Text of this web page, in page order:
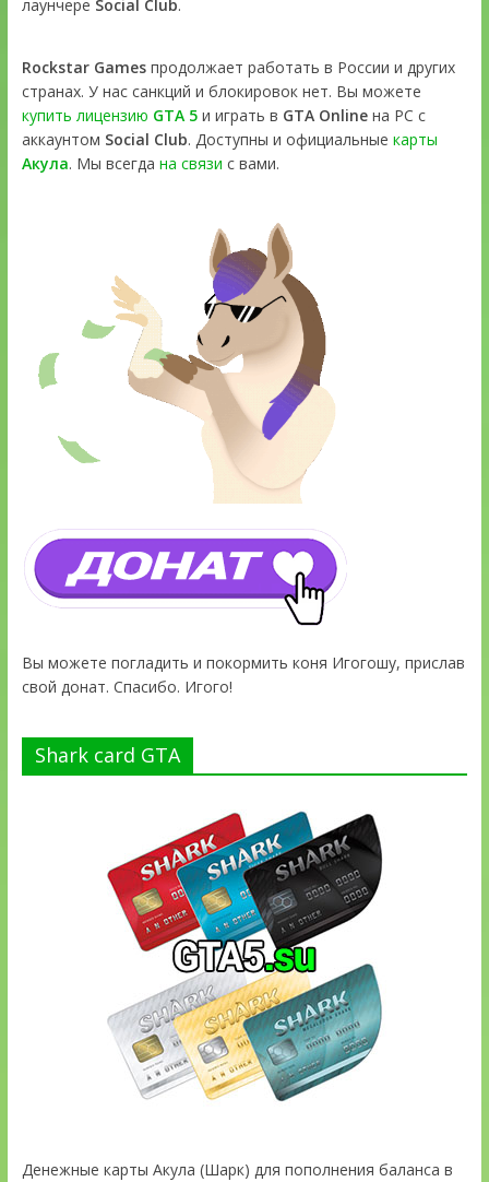
лаунчере Social Club.
Rockstar Gamesпродолжает работать в России и других
странах. У нас санкций и блокировок нет. Вы можете
купить лицензию GTA 5и играть в GTA Onlineна PC с
аккаунтом Social Club. Доступны и официальные карты
Акула. Мы всегда на связи с вами.
Вы можете погладить и покормить коня Игогошу, прислав
свой донат. Спасибо. Игого!
Shark card GTA
Денежные карты Акула (Шарк) для пополнения баланса в